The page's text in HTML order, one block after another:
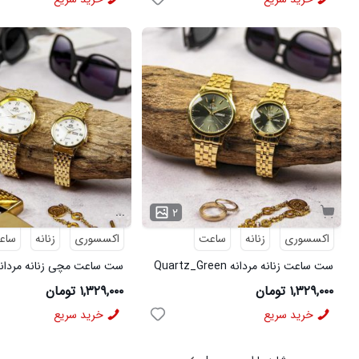
۲
اکسسوری
زنانه
ساعت
ست ساعت زنانه مردانه Quartz_Green
مدل 3979
۱,۳۲۹,۰۰۰ تومان
خرید سریع
...
اکسسوری
زنانه
ست ساعت مچی زنانه
Quartz_White مدل 3978
۱,۳۲۹,۰۰۰ تومان
خرید سریع